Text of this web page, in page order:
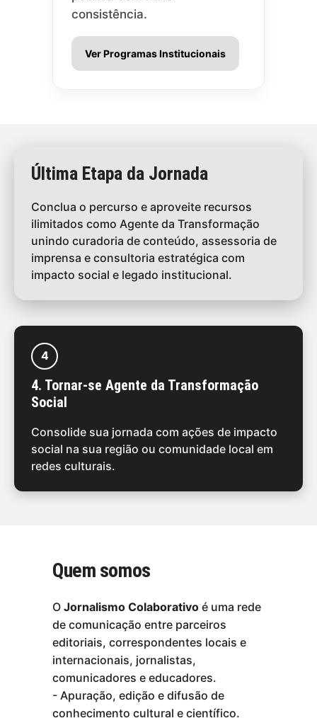
consistência.
Ver Programas Institucionais
Última Etapa da Jornada
Conclua o percurso e aproveite recursos
ilimitados como Agente da Transformação
unindo curadoria de conteúdo, assessoria de
imprensa e consultoria estratégica com
impacto social e legado institucional.
4
4. Tornar-se Agente da Transformação
Social
Consolide sua jornada com ações de impacto
social na sua região ou comunidade local em
redes culturais.
Quem somos
O Jornalismo Colaborativo é uma rede
de comunicação entre parceiros
editoriais, correspondentes locais e
internacionais, jornalistas,
comunicadores e educadores.
- Apuração, edição e difusão de
conhecimento cultural e científico.